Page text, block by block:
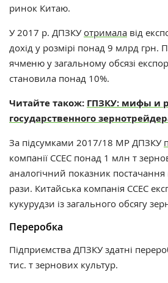
ринок Китаю.
У 2017 р. ДПЗКУ отримала від
дохід у розмірі понад 9 млрд грн.
ячменю у загальному обсязі
становила понад 10%.
Читайте також: ГПЗКУ: мифы и
государственного
За підсумками 2017/18 МР ДПЗКУ
компанії ССЕС понад 1 млн т
аналогічний показник
рази. Китайська компанія ССЕС
кукурудзи із загального обсягу
Переробка
Підприємства ДПЗКУ здатні
тис. т зернових культур.